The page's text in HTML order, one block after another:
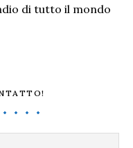
di tutto il mondo